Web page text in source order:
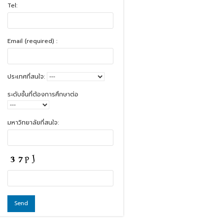
Tel:
Email (required) :
ประเทศที่สนใจ:
ระดับชั้นที่ต้องการศึกษาต่อ
มหาวิทยาลัยที่สนใจ: